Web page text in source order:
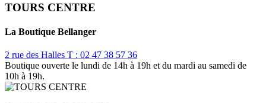
TOURS CENTRE
La Boutique Bellanger
2 rue des Halles T : 02 47 38 57 36
Boutique ouverte le lundi de 14h à 19h et du mardi au samedi de
10h à 19h.